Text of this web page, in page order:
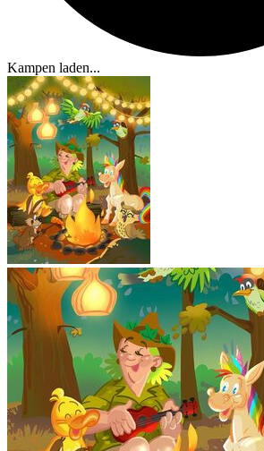
Kampen laden...